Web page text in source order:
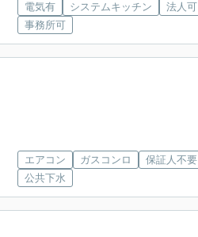
電気有 システムキッチン
法人可
事務所可
エアコン ガスコンロ
保証人不要
公共下水